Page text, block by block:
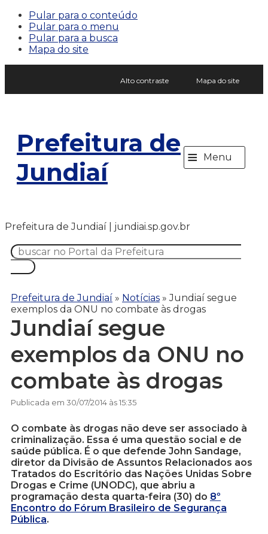
Pular para o conteúdo
Pular para o menu
Pular para a busca
Mapa do site
Alto contraste Mapa do site
Prefeitura de
Jundiaí
≡ Menu
Prefeitura de Jundiaí | jundiai.sp.gov.br
Prefeitura de Jundiaí » Notícias »Jundiaí segue
exemplos da ONU no combate às drogas
Jundiaí segue
exemplos da ONU no
combate às drogas
Publicada em 30/07/2014 às 15:35
O combate às drogas não deve ser associado à
criminalização. Essa é uma questão social e de
saúde pública. É o que defende John Sandage,
diretor da Divisão de Assuntos Relacionados aos
Tratados do Escritório das Nações Unidas Sobre
Drogas e Crime (UNODC), que abriu a
programação desta quarta-feira (30) do 8º
Encontro do Fórum Brasileiro de Segurança
Pública.